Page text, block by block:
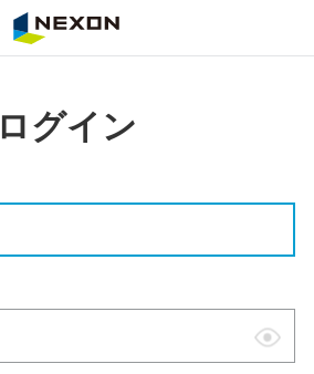
ログイン
表